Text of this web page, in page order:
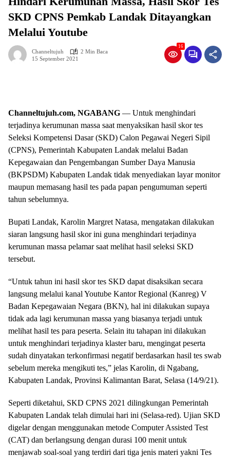
SKD CPNS Pemkab Landak Ditayangkan
Melalui Youtube
Channeltujuh
2 Min Baca
15 September 2021
16
Channeltujuh.com, NGABANG — Untuk menghindari
terjadinya kerumunan massa saat menyaksikan hasil skor tes
Seleksi Kompetensi Dasar (SKD) Calon Pegawai Negeri Sipil
(CPNS), Pemerintah Kabupaten Landak melalui Badan
Kepegawaian dan Pengembangan Sumber Daya Manusia
(BKPSDM) Kabupaten Landak tidak menyediakan layar monitor
maupun memasang hasil tes pada papan pengumuman seperti
tahun sebelumnya.
Bupati Landak, Karolin Margret Natasa, mengatakan dilakukan
siaran langsung hasil skor ini guna menghindari terjadinya
kerumunan massa pelamar saat melihat hasil seleksi SKD
tersebut.
“Untuk tahun ini hasil skor tes SKD dapat disaksikan secara
langsung melalui kanal Youtube Kantor Regional (Kanreg) V
Badan Kepegawaian Negara (BKN), hal ini dilakukan supaya
tidak ada lagi kerumunan massa yang biasanya terjadi untuk
melihat hasil tes para peserta. Selain itu tahapan ini dilakukan
untuk menghindari terjadinya klaster baru, mengingat peserta
sudah dinyatakan terkonfirmasi negatif berdasarkan hasil tes swab
sebelum mereka mengikuti tes,” jelas Karolin, di Ngabang,
Kabupaten Landak, Provinsi Kalimantan Barat, Selasa (14/9/21).
Seperti diketahui, SKD CPNS 2021 dilingkungan Pemerintah
Kabupaten Landak telah dimulai hari ini (Selasa-red). Ujian SKD
digelar dengan menggunakan metode Computer Assisted Test
(CAT) dan berlangsung dengan durasi 100 menit untuk
menjawab soal-soal yang terdiri dari tiga jenis materi yakni Tes